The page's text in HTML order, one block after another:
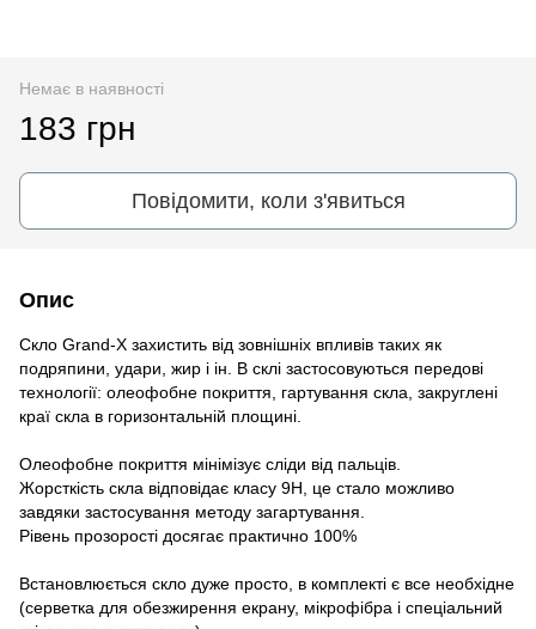
Немає в наявності
183 грн
Повідомити, коли з'явиться
Опис
Скло Grand-X захистить від зовнішніх впливів таких як
подряпини, удари, жир і ін. В склі застосовуються передові
технології: олеофобне покриття, гартування скла, закруглені
краї скла в горизонтальній площині.
Олеофобне покриття мінімізує сліди від пальців.
Жорсткість скла відповідає класу 9H, це стало можливо
завдяки застосування методу загартування.
Рівень прозорості досягає практично 100%
Встановлюється скло дуже просто, в комплекті є все необхідне
(серветка для обезжирення екрану, мікрофібра і спеціальний